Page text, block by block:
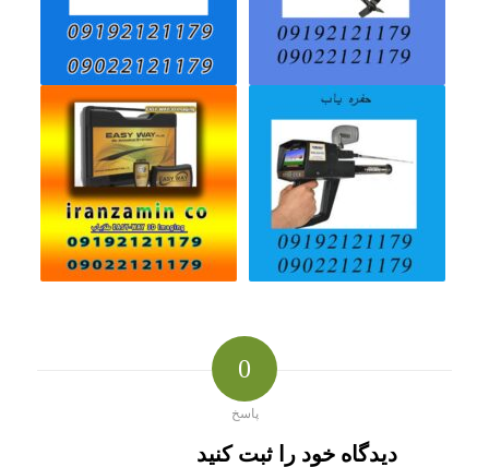
0
پاسخ
دیدگاه خود را ثبت کنید